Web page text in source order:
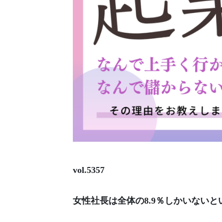
vol.5357
女性社長は全体の8.9％しかいないと